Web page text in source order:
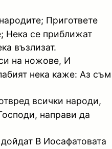
Пригответе
Нека се приближат
възлизат.
на ножове, И
нека каже: Аз съм
всички народи,
направи да
В Иосафатовата